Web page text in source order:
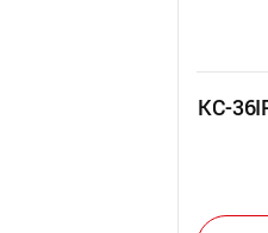
KC-